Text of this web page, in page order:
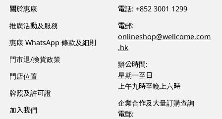
關於惠康
推廣活動及服務
惠康 WhatsApp 條款及細則
門市退/換貨政策
門店位置
牌照及許可證
加入我們
電話:+852 3001 1299
電郵:
onlineshop@wellcome.com
.hk
辦公時間:
星期一至日
上午九時至晚上六時
企業合作及大量訂購查詢
電郵: